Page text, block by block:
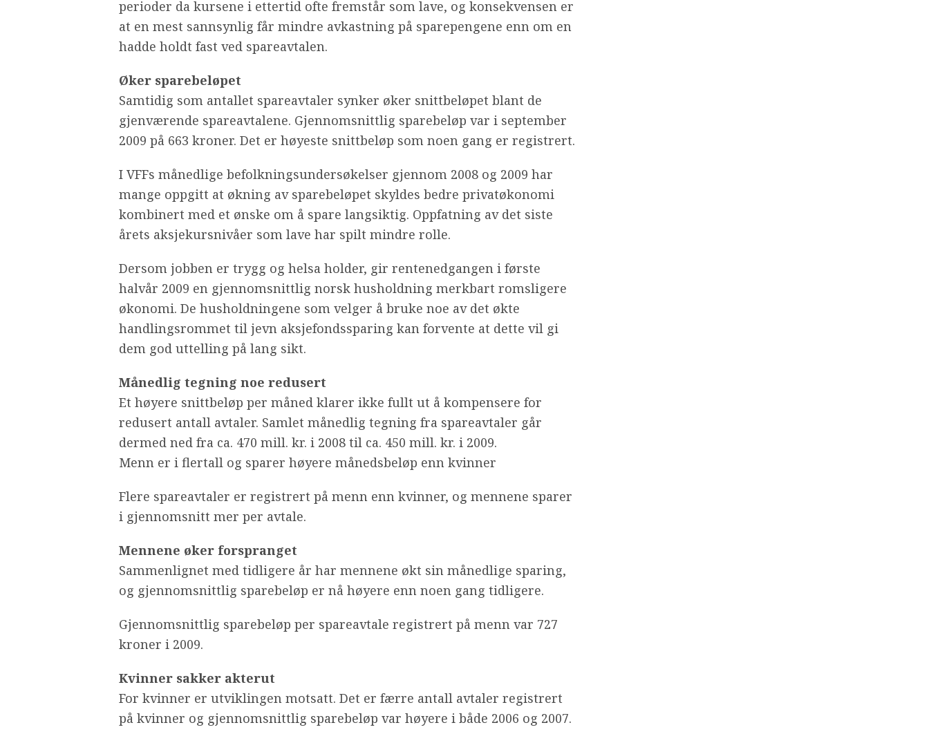
perioder da kursene i ettertid ofte fremstår som lave, og konsekvensen er
at en mest sannsynlig får mindre avkastning på sparepengene enn om en
hadde holdt fast ved spareavtalen.
Øker sparebeløpet
Samtidig som antallet spareavtaler synker øker snittbeløpet blant de
gjenværende spareavtalene. Gjennomsnittlig sparebeløp var i september
2009 på 663 kroner. Det er høyeste snittbeløp som noen gang er registrert.
I VFFs månedlige befolkningsundersøkelser gjennom 2008 og 2009 har
mange oppgitt at økning av sparebeløpet skyldes bedre privatøkonomi
kombinert med et ønske om å spare langsiktig. Oppfatning av det siste
årets aksjekursnivåer som lave har spilt mindre rolle.
Dersom jobben er trygg og helsa holder, gir rentenedgangen i første
halvår 2009 en gjennomsnittlig norsk husholdning merkbart romsligere
økonomi. De husholdningene som velger å bruke noe av det økte
handlingsrommet til jevn aksjefondssparing kan forvente at dette vil gi
dem god uttelling på lang sikt.
Månedlig tegning noe redusert
Et høyere snittbeløp per måned klarer ikke fullt ut å kompensere for
redusert antall avtaler. Samlet månedlig tegning fra spareavtaler går
dermed ned fra ca. 470 mill. kr. i 2008 til ca. 450 mill. kr. i 2009.
Menn er i flertall og sparer høyere månedsbeløp enn kvinner
Flere spareavtaler er registrert på menn enn kvinner, og mennene sparer
i gjennomsnitt mer per avtale.
Mennene øker forspranget
Sammenlignet med tidligere år har mennene økt sin månedlige sparing,
og gjennomsnittlig sparebeløp er nå høyere enn noen gang tidligere.
Gjennomsnittlig sparebeløp per spareavtale registrert på menn var 727
kroner i 2009.
Kvinner sakker akterut
For kvinner er utviklingen motsatt. Det er færre antall avtaler registrert
på kvinner og gjennomsnittlig sparebeløp var høyere i både 2006 og 2007.